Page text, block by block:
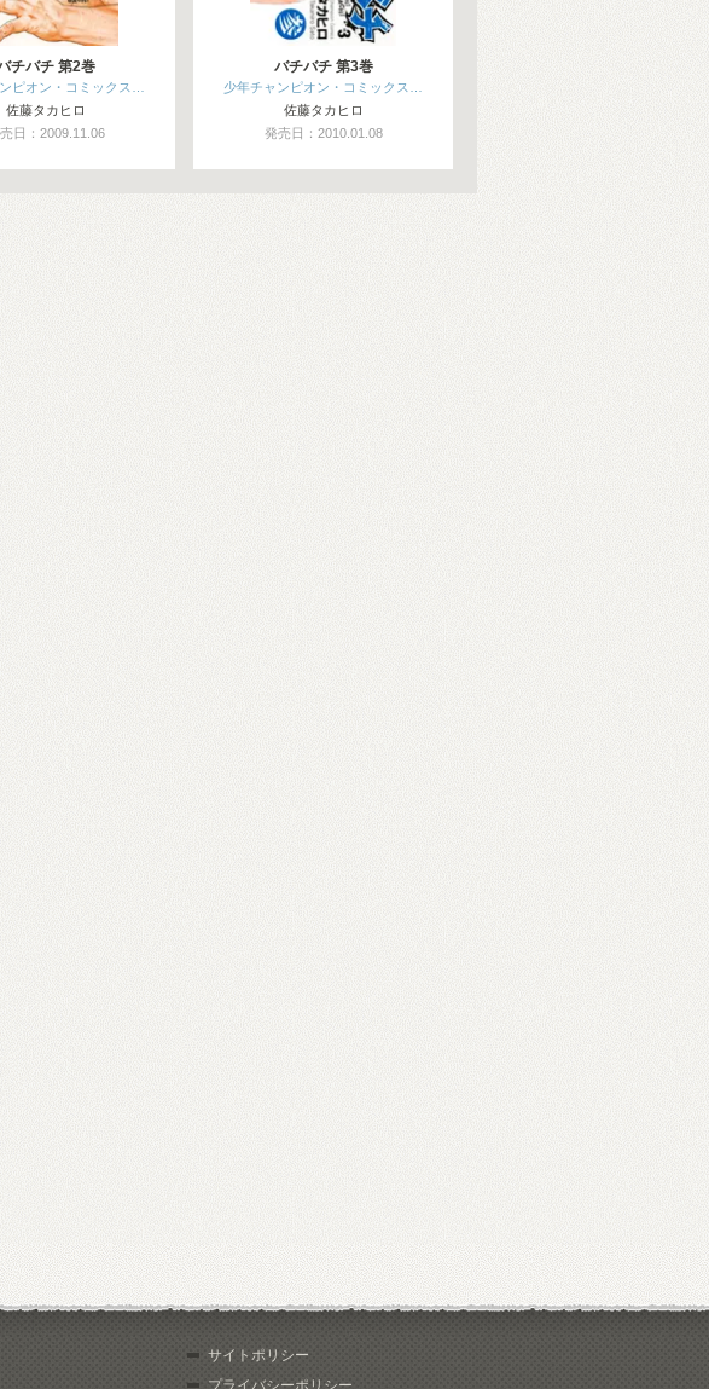
チバチ 第2巻
ピオン・コミックス…
佐藤タカヒロ
日：2009.11.06
バチバチ 第3巻
少年チャンピオン・コミックス…
佐藤タカヒロ
発売日：2010.01.08
サイトポリシー
プライバシーポリシー